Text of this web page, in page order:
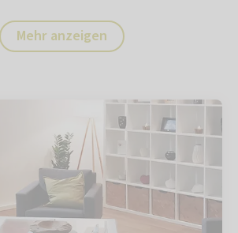
Mehr anzeigen